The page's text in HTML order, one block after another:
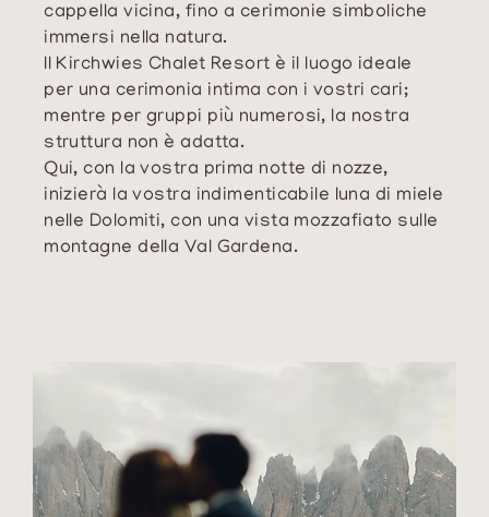
cappella vicina, fino a cerimonie simboliche
immersi nella natura.
Il Kirchwies Chalet Resort è il luogo ideale
per una cerimonia intima con i vostri cari;
mentre per gruppi più numerosi, la nostra
struttura non è adatta.
Qui, con la vostra prima notte di nozze,
inizierà la vostra indimenticabile luna di miele
nelle Dolomiti, con una vista mozzafiato sulle
montagne della Val Gardena.